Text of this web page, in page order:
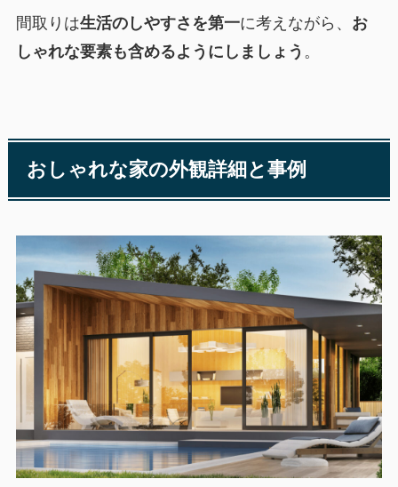
間取りは生活のしやすさを第一に考えながら、 お
しゃれな要素も含めるようにしましょう 。
おしゃれな家の外観詳細と事例